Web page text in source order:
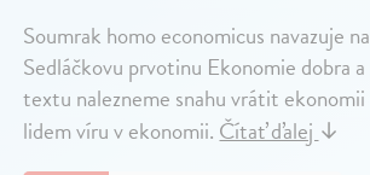
Soumrak homo economicus navazuje
Sedláčkovu prvotinu Ekonomie dobra
textu nalezneme snahu vrátit
lidem víru v ekonomii.Čítať ďalej↓